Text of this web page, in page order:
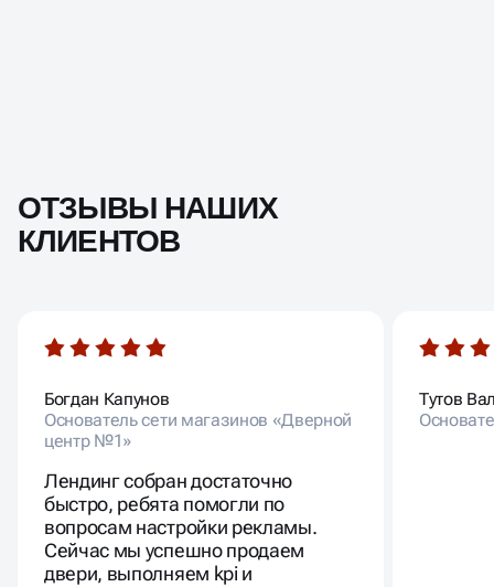
ОТЗЫВЫ НАШИХ
КЛИЕНТОВ
Богдан Капунов
Основатель сети магазинов «Дверной
центр №1»
Лендинг собран достаточно
быстро, ребята помогли по
вопросам настройки рекламы.
Сейчас мы успешно продаем
двери, выполняем kpi и
Тутов